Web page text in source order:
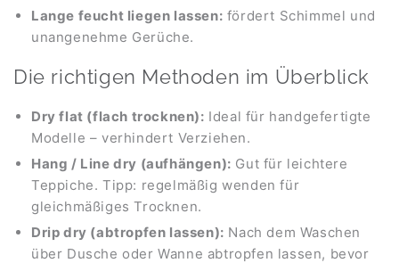
Lange feucht liegen lassen: fördert Schimmel und
unangenehme Gerüche.
Die richtigen Methoden im Überblick
Dry flat (flach trocknen): Ideal für handgefertigte
Modelle – verhindert Verziehen.
Hang / Line dry (aufhängen): Gut für leichtere
Teppiche. Tipp: regelmäßig wenden für
gleichmäßiges Trocknen.
Drip dry (abtropfen lassen): Nach dem Waschen
über Dusche oder Wanne abtropfen lassen, bevor